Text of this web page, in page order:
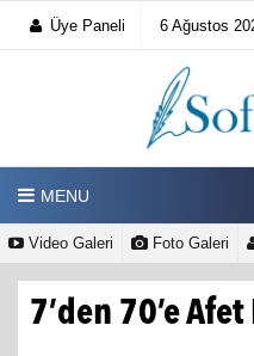
Üye Paneli 6 Ağustos
MENU
Video Galeri Foto Galeri
7’den 70’e